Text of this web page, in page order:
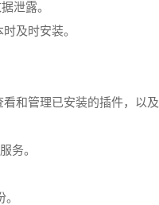
泄露。
及时安装。
和管理已安装的插件，以及
务。